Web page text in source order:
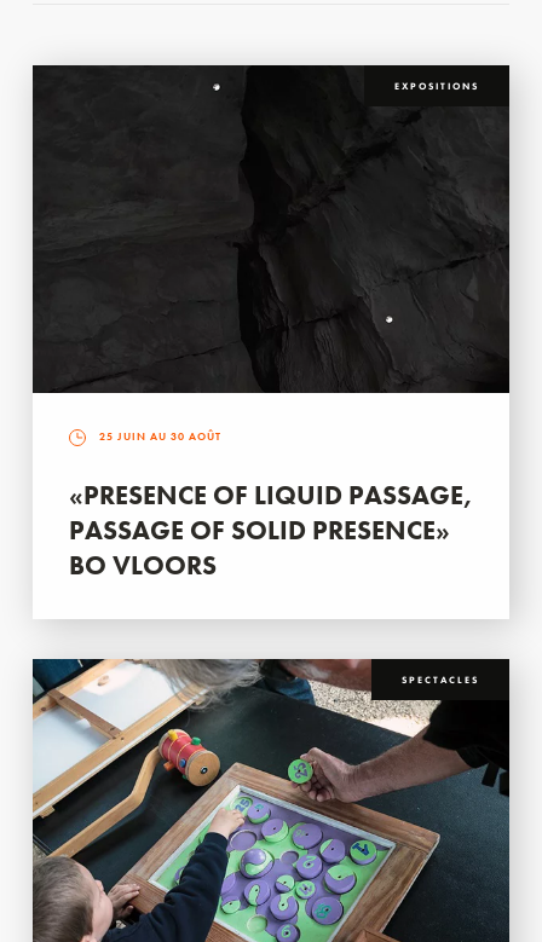
EXPOSITIONS
25 JUIN AU 30 AOÛT
«PRESENCE OF LIQUID PASSAGE,
PASSAGE OF SOLID PRESENCE»
BO VLOORS
SPECTACLES